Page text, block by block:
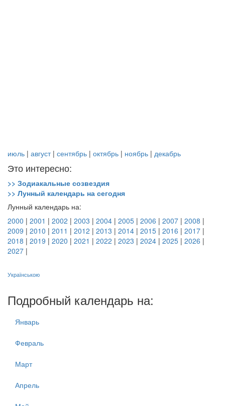
июль | август| сентябрь | октябрь | ноябрь | декабрь
Это интересно:
>> Зодиакальные созвездия
>> Лунный календарь на сегодня
Лунный календарь на:
2000 | 2001 | 2002 | 2003 | 2004 | 2005 | 2006 | 2007 | 2008 |
2009 | 2010 | 2011 | 2012 | 2013 | 2014 | 2015 | 2016 | 2017 |
2018 | 2019 | 2020 | 2021 | 2022 | 2023 | 2024 | 2025 | 2026 |
2027 |
Українською
Подробный календарь на:
Январь
Февраль
Март
Апрель